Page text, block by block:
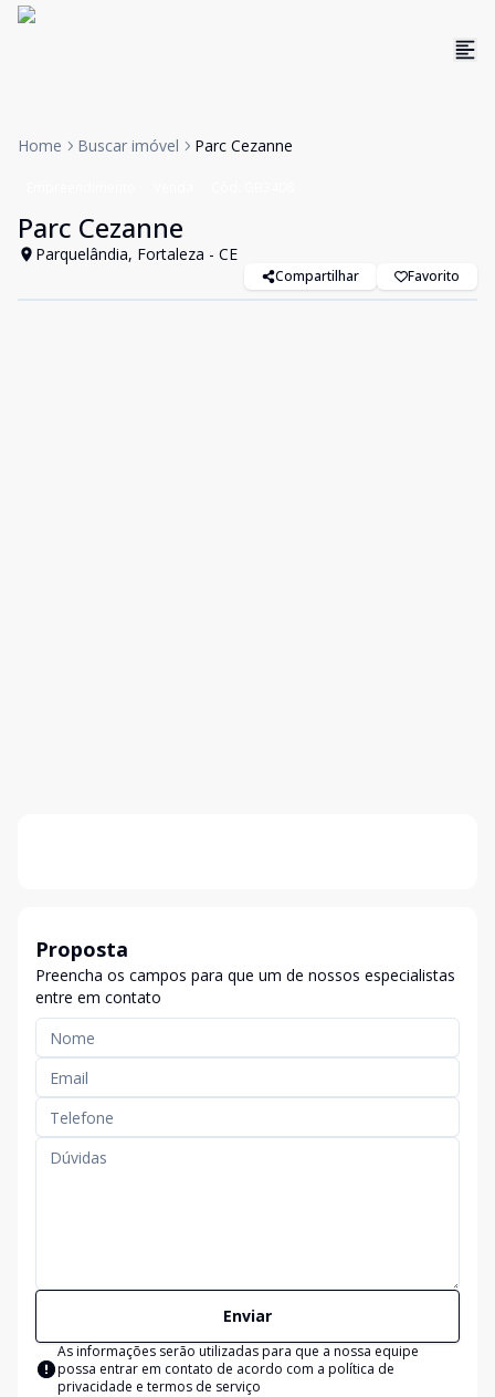
Home Buscar imóvel Parc Cezanne
Parc Cezanne
Parquelândia, Fortaleza - CE
Compartilhar Favorito
Proposta
Preencha os campos para que um de nossos especialistas
entre em contato
Enviar
As informações serão utilizadas para que a nossa equipe
possa entrar em contato de acordo com a política de
privacidade e termos de serviço